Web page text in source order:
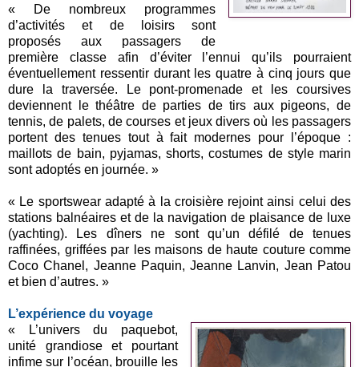
« De nombreux programmes
d’activités et de loisirs sont
proposés aux passagers de
première classe afin d’éviter l’ennui qu’ils pourraient
éventuellement ressentir durant les quatre à cinq jours que
dure la traversée. Le pont-promenade et les coursives
deviennent le théâtre de parties de tirs aux pigeons, de
tennis, de palets, de courses et jeux divers où les passagers
portent des tenues tout à fait modernes pour l’époque :
maillots de bain, pyjamas, shorts, costumes de style marin
sont adoptés en journée. »
« Le sportswear adapté à la croisière rejoint ainsi celui des
stations balnéaires et de la navigation de plaisance de luxe
(yachting). Les dîners ne sont qu’un défilé de tenues
raffinées, griffées par les maisons de haute couture comme
Coco Chanel, Jeanne Paquin, Jeanne Lanvin, Jean Patou
et bien d’autres. »
L’expérience du voyage
« L’univers du paquebot,
unité grandiose et pourtant
infime sur l’océan, brouille les